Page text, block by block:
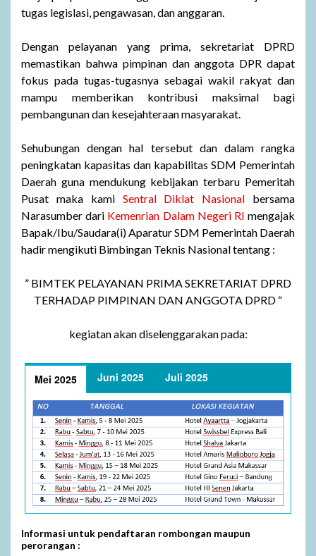
tugas legislasi, pengawasan, dan anggaran.
Dengan pelayanan yang prima, sekretariat DPRD
memastikan bahwa pimpinan dan anggota DPR dapat
fokus pada tugas-tugasnya sebagai wakil rakyat dan
mampu memberikan kontribusi maksimal bagi
pembangunan dan kesejahteraan masyarakat.
Sehubungan dengan hal tersebut dan dalam rangka
peningkatan kapasitas dan kapabilitas SDM Pemerintah
Daerah guna mendukung kebijakan terbaru Pemeritah
Pusat maka kami Sentral Diklat Nasional bersama
Narasumber dari Kemenrian Dalam Negeri RI mengajak
Bapak/Ibu/Saudara(i) Aparatur SDM Pemerintah Daerah
hadir mengikuti Bimbingan Teknis Nasional tentang :
” BIMTEK PELAYANAN PRIMA SEKRETARIAT DPRD
TERHADAP PIMPINAN DAN ANGGOTA DPRD “
kegiatan akan diselenggarakan pada:
Mei 2025 Juni 2025 Juli 2025
Informasi untuk pendaftaran rombongan maupun
perorangan :